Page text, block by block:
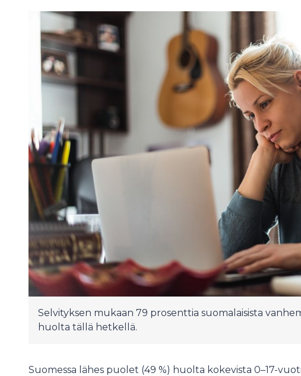
Selvityksen mukaan 79 prosenttia suomalaisista
huolta tällä hetkellä.
Suomessa lähes puolet (49 %) huolta kokevista 0–17-